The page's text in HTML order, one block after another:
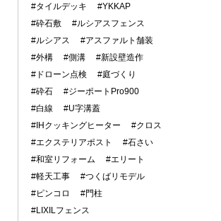
#タイルデッキ
#YKKAP
#砕石敷
#ルシアスフェンス
#ルシアス
#アスファルト舗装
#外構
#側溝
#新設壁造作
#ドローン点検
#庭づくり
#砕石
#ジーポートPro900
#白線
#U字溝蓋
#IHクッキングヒーター
#クロス
#エクステリアポスト
#石さい
#和室リフォーム
#エリート
#軽天工事
#つくばリモデル
#ピンコロ
#門柱
#LIXILフェンス